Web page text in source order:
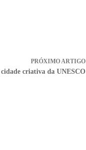
PRÓXIMOARTIGO
criativa da UNESCO